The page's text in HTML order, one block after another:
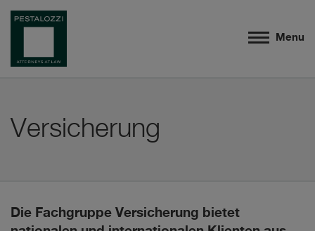
Menu
Versicherung
Die Fachgruppe Versicherung bietet